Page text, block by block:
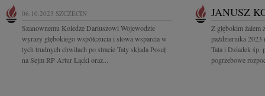
06.10.2023 SZCZECIN
Szanownemu Koledze Dariuszowi Wojewodzie
wyrazy głębokiego współczucia i słowa wsparcia w
tych trudnych chwilach po stracie Taty składa Poseł
na Sejm RP Artur Łącki oraz...
JANUSZ
Z głębokim żalem
października 2023
Tata i Dziadek śp.
pogrzebowe